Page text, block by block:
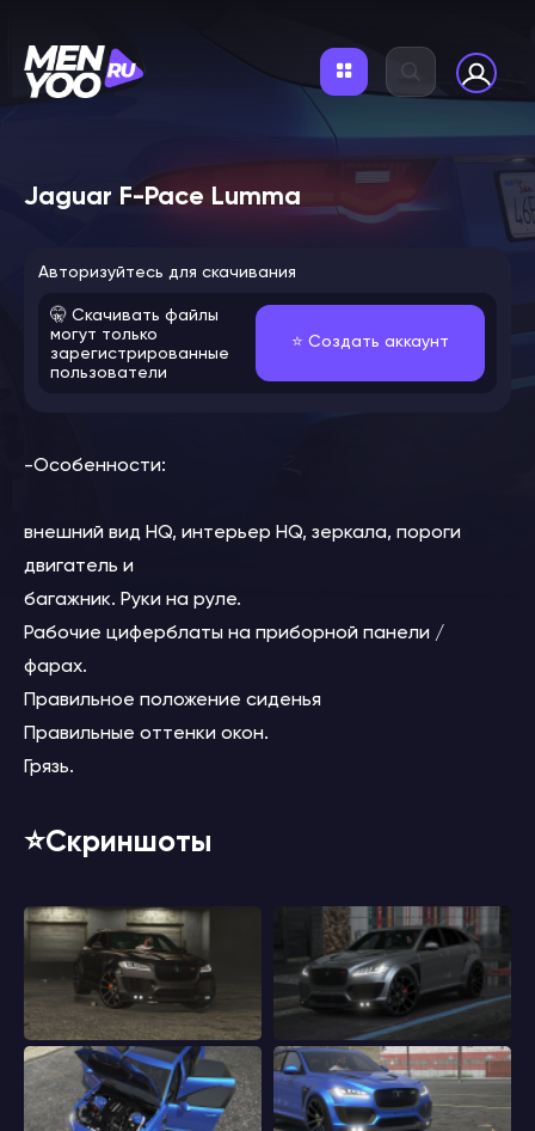
Jaguar F-Pace Lumma
Авторизуйтесь для скачивания
🤫 Скачивать файлы
могут только
зарегистрированные
пользователи
⭐️ Создать аккаунт
-Особенности:
внешний вид HQ, интерьер HQ, зеркала, пороги
двигатель и
багажник. Руки на руле.
Рабочие циферблаты на приборной панели /
фарах.
Правильное положение сиденья
Правильные оттенки окон.
Грязь.
⭐️Скриншоты